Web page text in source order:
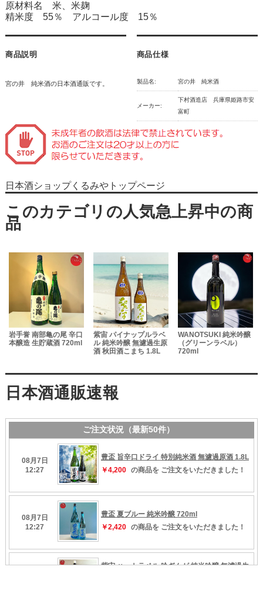
原材料名 米、米麹
精米度 55％ アルコール度 15％
商品説明
宮の井 純米酒の日本酒通販です。
商品仕様
製品名: 宮の井 純米酒
メーカー:
下村酒造店 兵庫県姫路市安
富町
日本酒ショップくるみやトップページ
岩手誉 南部亀の尾 辛口
本醸造 生貯蔵酒 720ml
紫宙 パイナップルラベ
ル 純米吟醸 無濾過生原
酒 秋田酒こまち 1.8L
WANOTSUKI 純米吟醸
（グリーンラベル）
720ml